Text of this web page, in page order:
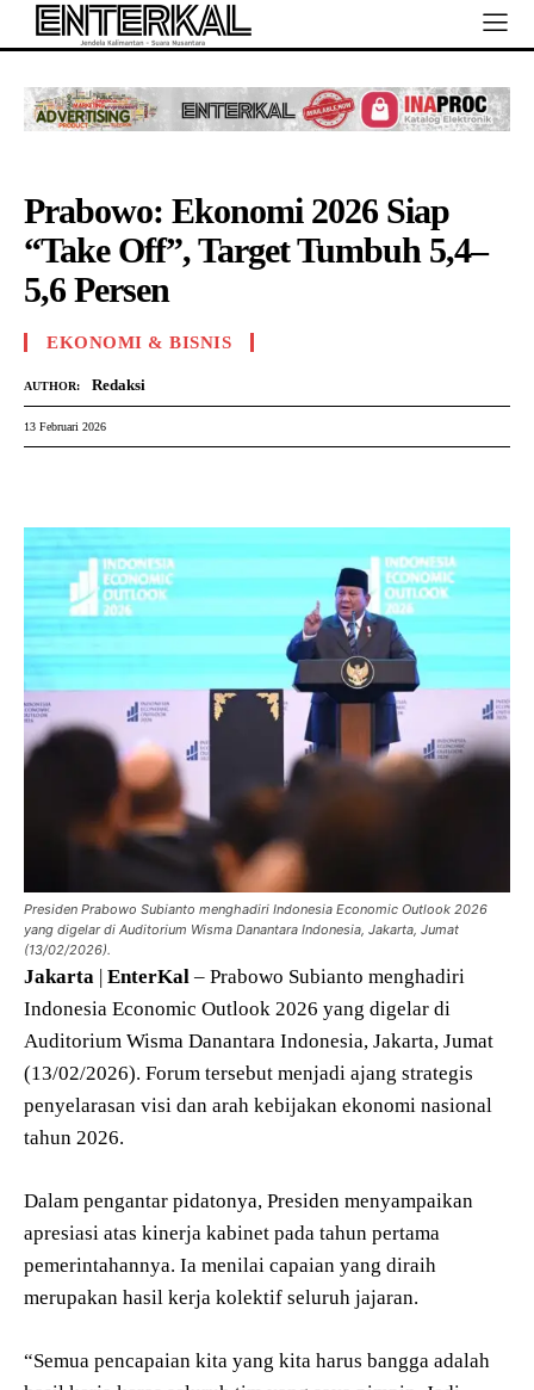
Prabowo: Ekonomi 2026 Siap
“Take Off”, Target Tumbuh 5,4–
5,6 Persen
EKONOMI & BISNIS
AUTHOR: Redaksi
13 Februari 2026
Presiden Prabowo Subianto menghadiri Indonesia Economic Outlook 2026
yang digelar di Auditorium Wisma Danantara Indonesia, Jakarta, Jumat
(13/02/2026).
Jakarta | EnterKal – Prabowo Subianto menghadiri
Indonesia Economic Outlook 2026 yang digelar di
Auditorium Wisma Danantara Indonesia, Jakarta, Jumat
(13/02/2026). Forum tersebut menjadi ajang strategis
penyelarasan visi dan arah kebijakan ekonomi nasional
tahun 2026.
Dalam pengantar pidatonya, Presiden menyampaikan
apresiasi atas kinerja kabinet pada tahun pertama
pemerintahannya. Ia menilai capaian yang diraih
merupakan hasil kerja kolektif seluruh jajaran.
“Semua pencapaian kita yang kita harus bangga adalah